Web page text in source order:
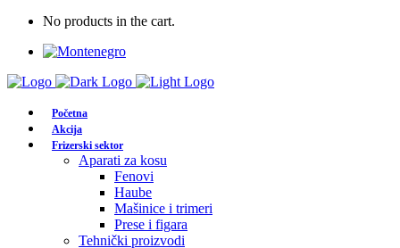
No products in the cart.
Početna
Akcija
Frizerski sektor
Aparati za kosu
Fenovi
Haube
Mašinice i trimeri
Prese i figara
Tehnički proizvodi